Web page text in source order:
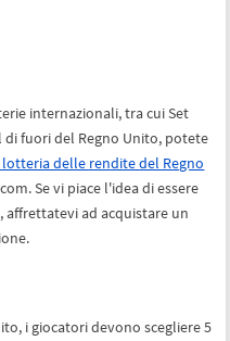
internazionali, tra cui Set
di fuori del Regno Unito, potete
delle rendite del Regno
Se vi piace l'idea di essere
ad acquistare un
i giocatori devono scegliere 5